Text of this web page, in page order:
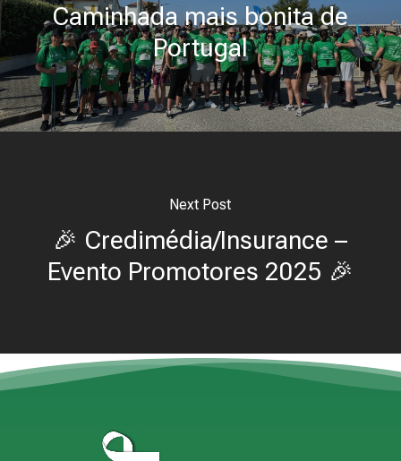
Caminhada mais bonita de
Portugal
Next Post
🎉 Credimédia/Insurance –
Evento Promotores 2025 🎉